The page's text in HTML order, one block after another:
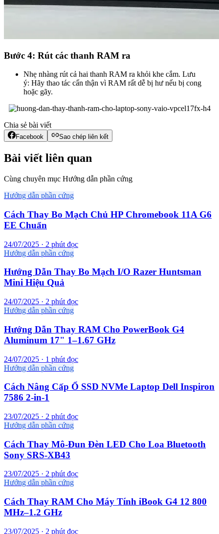
Bước 4: Rút các thanh RAM ra
Nhẹ nhàng rút cả hai thanh RAM ra khỏi khe cắm. Lưu
ý: Hãy thao tác cẩn thận vì RAM rất dễ bị hư nếu bị cong
hoặc gãy.
Chia sẻ bài viết
Facebook Sao chép liên kết
Bài viết liên quan
Cùng chuyên mục Hướng dẫn phần cứng
Hướng dẫn phần cứng
Cách Thay Bo Mạch Chủ HP Chromebook 11A G6
EE Chuẩn
24/07/2025 · 2 phút đọc
Hướng dẫn phần cứng
Hướng Dẫn Thay Bo Mạch I/O Razer Huntsman
Mini Hiệu Quả
24/07/2025 · 2 phút đọc
Hướng dẫn phần cứng
Hướng Dẫn Thay RAM Cho PowerBook G4
Aluminum 17" 1–1.67 GHz
24/07/2025 · 1 phút đọc
Hướng dẫn phần cứng
Cách Nâng Cấp Ổ SSD NVMe Laptop Dell Inspiron
7586 2-in-1
23/07/2025 · 2 phút đọc
Hướng dẫn phần cứng
Cách Thay Mô-Đun Đèn LED Cho Loa Bluetooth
Sony SRS-XB43
23/07/2025 · 2 phút đọc
Hướng dẫn phần cứng
Cách Thay RAM Cho Máy Tính iBook G4 12 800
MHz–1.2 GHz
23/07/2025 · 2 phút đọc